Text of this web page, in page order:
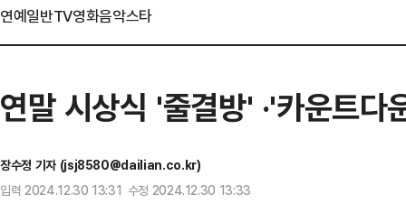
연예일반TV영화음악스타
연말 시상식 '줄결방' ·'카운트
장수정 기자 (jsj8580@dailian.co.kr)
입력 2024.12.30 13:31 수정 2024.12.30 13:33